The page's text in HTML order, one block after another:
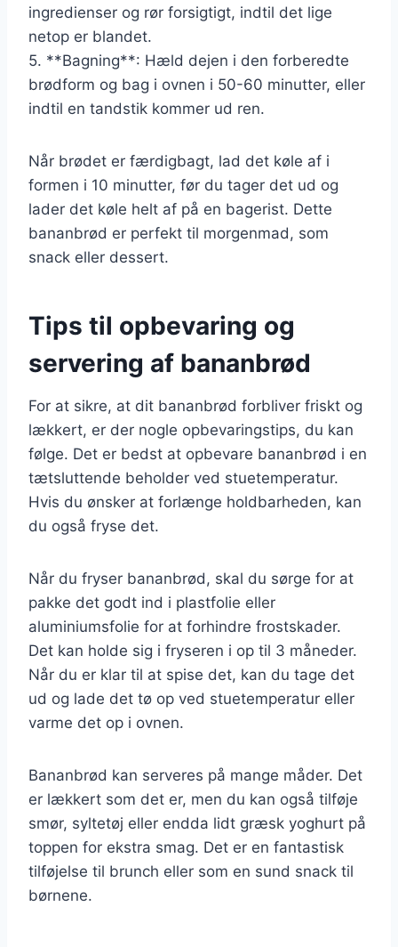
ingredienser og rør forsigtigt, indtil det lige
netop er blandet.
5. **Bagning**: Hæld dejen i den forberedte
brødform og bag i ovnen i 50-60 minutter, eller
indtil en tandstik kommer ud ren.
Når brødet er færdigbagt, lad det køle af i
formen i 10 minutter, før du tager det ud og
lader det køle helt af på en bagerist. Dette
bananbrød er perfekt til morgenmad, som
snack eller dessert.
Tips til opbevaring og
servering af bananbrød
For at sikre, at dit bananbrød forbliver friskt og
lækkert, er der nogle opbevaringstips, du kan
følge. Det er bedst at opbevare bananbrød i en
tætsluttende beholder ved stuetemperatur.
Hvis du ønsker at forlænge holdbarheden, kan
du også fryse det.
Når du fryser bananbrød, skal du sørge for at
pakke det godt ind i plastfolie eller
aluminiumsfolie for at forhindre frostskader.
Det kan holde sig i fryseren i op til 3 måneder.
Når du er klar til at spise det, kan du tage det
ud og lade det tø op ved stuetemperatur eller
varme det op i ovnen.
Bananbrød kan serveres på mange måder. Det
er lækkert som det er, men du kan også tilføje
smør, syltetøj eller endda lidt græsk yoghurt på
toppen for ekstra smag. Det er en fantastisk
tilføjelse til brunch eller som en sund snack til
børnene.